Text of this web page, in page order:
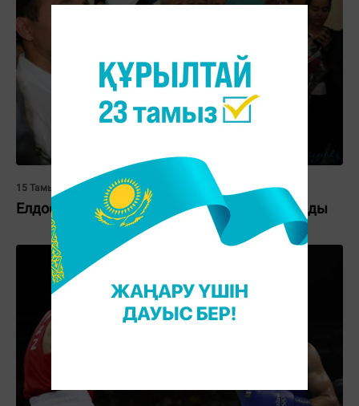
15 Тамыз 2016, 04:32
Елдосты елі ерекше қошеметпен қарсы алды